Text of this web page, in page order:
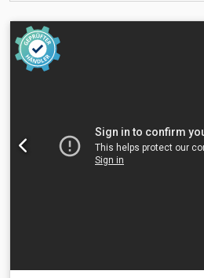
Vollständigkeit und Richtigkeit
und zur Ausstattung. Dodpfszq S